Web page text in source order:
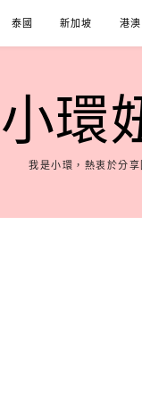
泰國 新加坡 港澳
小環
我是小環，熱衷於分